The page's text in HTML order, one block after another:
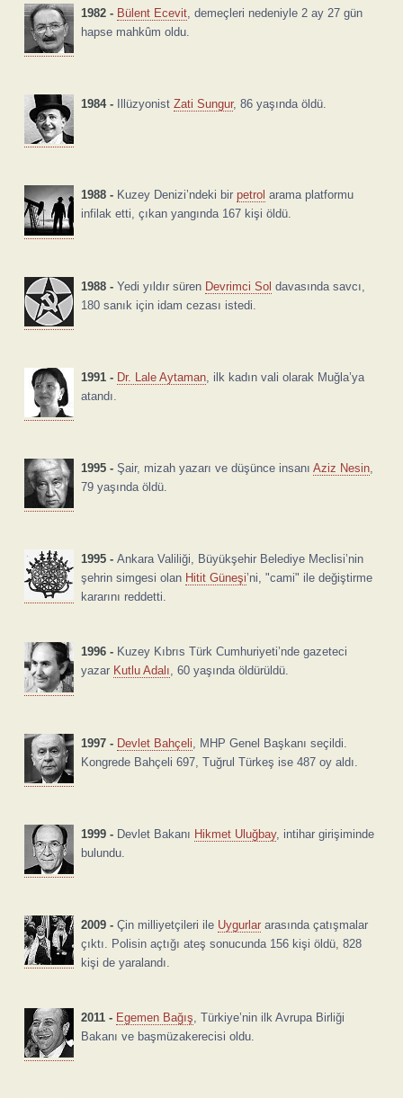
1982 - Bülent Ecevit, demeçleri nedeniyle 2 ay 27 gün
hapse mahkûm oldu.
1984 - Illüzyonist Zati Sungur, 86 yaşında öldü.
1988 - Kuzey Denizi’ndeki bir petrol arama platformu
infilak etti, çıkan yangında 167 kişi öldü.
1988 - Yedi yıldır süren Devrimci Sol davasında savcı,
180 sanık için idam cezası istedi.
1991 - Dr. Lale Aytaman, ilk kadın vali olarak Muğla’ya
atandı.
1995 - Şair, mizah yazarı ve düşünce insanı Aziz Nesin,
79 yaşında öldü.
1995 - Ankara Valiliği, Büyükşehir Belediye Meclisi’nin
şehrin simgesi olan Hitit Güneşi’ni, "cami" ile değiştirme
kararını reddetti.
1996 - Kuzey Kıbrıs Türk Cumhuriyeti’nde gazeteci
yazar Kutlu Adalı, 60 yaşında öldürüldü.
1997 - Devlet Bahçeli , MHP Genel Başkanı seçildi.
Kongrede Bahçeli 697, Tuğrul Türkeş ise 487 oy aldı.
1999 - Devlet Bakanı Hikmet Uluğbay, intihar girişiminde
bulundu.
2009 - Çin milliyetçileri ile Uygurlararasında çatışmalar
çıktı. Polisin açtığı ateş sonucunda 156 kişi öldü, 828
kişi de yaralandı.
2011 - Egemen Bağış, Türkiye’nin ilk Avrupa Birliği
Bakanı ve başmüzakerecisi oldu.